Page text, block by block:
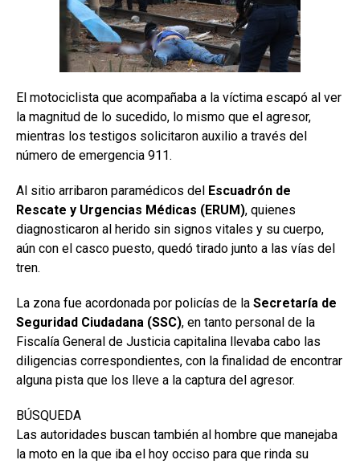
El motociclista que acompañaba a la víctima escapó al ver
la magnitud de lo sucedido, lo mismo que el agresor,
mientras los testigos solicitaron auxilio a través del
número de emergencia 911.
Al sitio arribaron paramédicos del Escuadrón de
Rescate y Urgencias Médicas (ERUM), quienes
diagnosticaron al herido sin signos vitales y su cuerpo,
aún con el casco puesto, quedó tirado junto a las vías del
tren.
La zona fue acordonada por policías de la Secretaría de
Seguridad Ciudadana (SSC), en tanto personal de la
Fiscalía General de Justicia capitalina llevaba cabo las
diligencias correspondientes, con la finalidad de encontrar
alguna pista que los lleve a la captura del agresor.
BÚSQUEDA
Las autoridades buscan también al hombre que manejaba
la moto en la que iba el hoy occiso para que rinda su